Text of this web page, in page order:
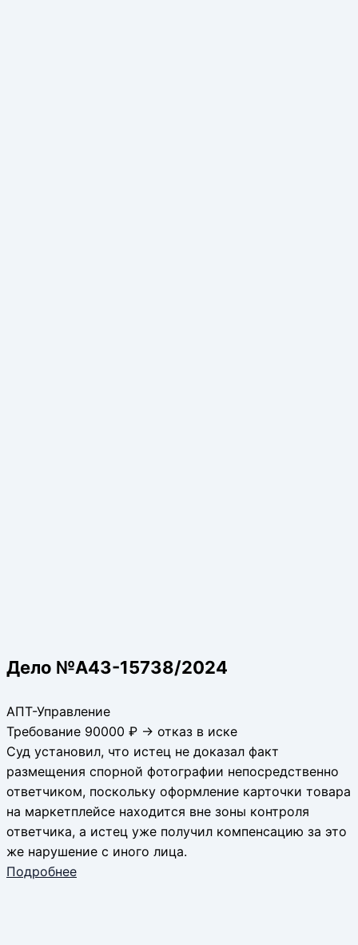
Дело №А43-15738/2024
АПТ-Управление
Требование 90000 ₽ → отказ в иске
Суд установил, что истец не доказал факт
размещения спорной фотографии непосредственно
ответчиком, поскольку оформление карточки товара
на маркетплейсе находится вне зоны контроля
ответчика, а истец уже получил компенсацию за это
же нарушение с иного лица.
Подробнее